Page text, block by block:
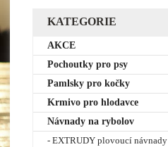
KATEGORIE
AKCE
Pochoutky pro psy
Pamlsky pro kočky
Krmivo pro hlodavce
Návnady na rybolov
- EXTRUDY plovoucí návnady